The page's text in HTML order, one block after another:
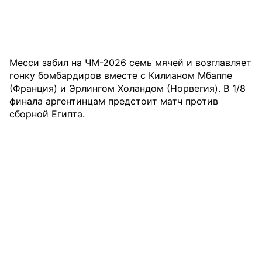
Месси забил на ЧМ-2026 семь мячей и возглавляет
гонку бомбардиров вместе с Килианом Мбаппе
(Франция) и Эрлингом Холандом (Норвегия). В 1/8
финала аргентинцам предстоит матч против
сборной Египта.